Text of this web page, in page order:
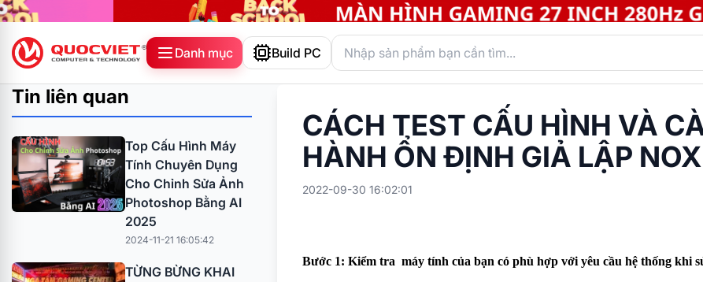
Danh mục Build PC
Tin liên quan
Top Cấu Hình Máy
Tính Chuyên Dụng
Cho Chỉnh Sửa Ảnh
Photoshop Bằng AI
2025
2024-11-21 16:05:42
TỪNG BỪNG KHAI
CÁCH TEST CẤU HÌNH VÀ
HÀNH ỔN ĐỊNH GIẢ LẬP
2022-09-30 16:02:01
Bước 1: Kiểm tra máy tính của bạn có phù hợp với yêu cầu hệ thống khi